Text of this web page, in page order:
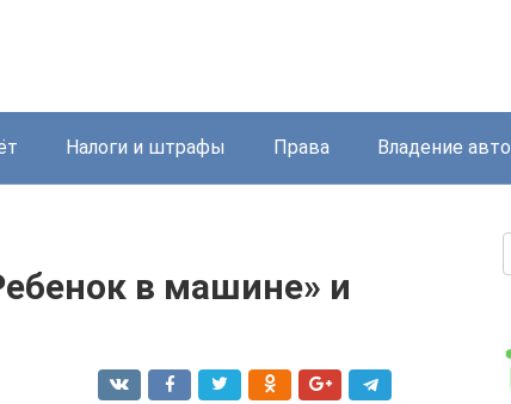
Налоги и штрафы Права Владение авто
в машине» и